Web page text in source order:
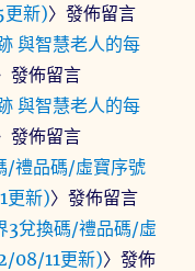
新)〉發佈留言
與智慧老人的每
發佈留言
與智慧老人的每
發佈留言
/禮品碼/虛寶序號
更新)〉發佈留言
3兌換碼/禮品碼/虛
08/11更新)〉發佈